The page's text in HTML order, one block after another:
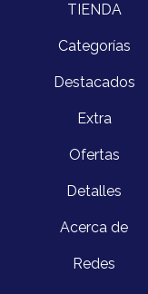
TIENDA
Categorías
Destacados
Extra
Ofertas
Detalles
Acerca de
Redes